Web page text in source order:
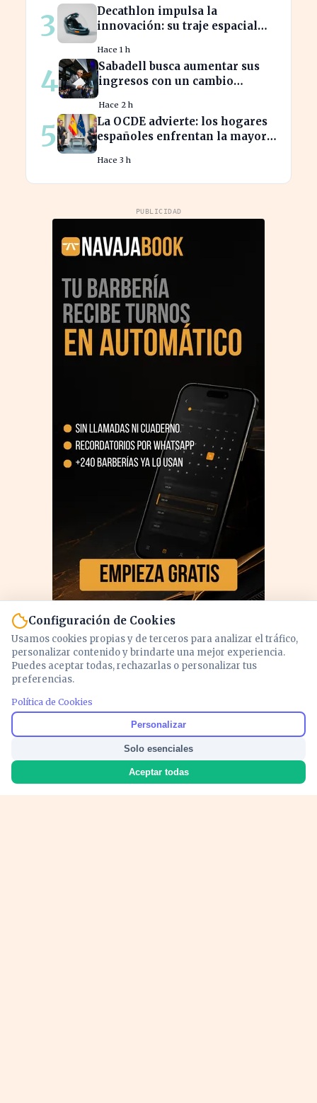
3
Decathlon impulsa la
innovación: su traje espacial
la industria
Hace 1 h
4
Sabadell busca aumentar sus
ingresos con un cambio
Hace 2 h
5
La OCDE advierte: los hogares
españoles enfrentan la mayor
Hace 3 h
PUBLICIDAD
Configuración de Cookies
Usamos cookies propias y de terceros para analizar el tráfico,
personalizar contenido y brindarte una mejor experiencia.
Puedes aceptar todas, rechazarlas o personalizar tus
preferencias.
Política de Cookies
Personalizar
Solo esenciales
Aceptar todas